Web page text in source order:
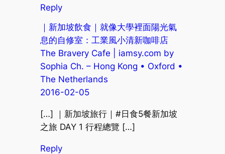
Reply
｜新加坡飲食｜就像大學裡面陽光氣
息的自修室：工業風小清新咖啡店
The Bravery Cafe | iamsy.com by
Sophia Ch. – Hong Kong • Oxford •
The Netherlands
2016-02-05
[…] ｜新加坡旅行｜#日食5餐新加坡
之旅 DAY 1 行程總覽 […]
Reply